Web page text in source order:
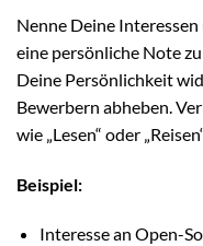
Nenne Deine
eine persönliche Note
Deine Persönlichkeit
Bewerbern abheben.
wie „Lesen“ oder
Beispiel:
Interesse an Open-